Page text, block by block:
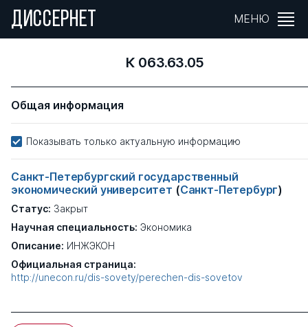
ДИССЕРНЕТ МЕНЮ
К 063.63.05
Общая информация
Показывать только актуальную информацию
Санкт-Петербургский государственный
экономический университет (Санкт-Петербург)
Статус: Закрыт
Научная специальность: Экономика
Описание: ИНЖЭКОН
Официальная страница:
http://unecon.ru/dis-sovety/perechen-dis-sovetov